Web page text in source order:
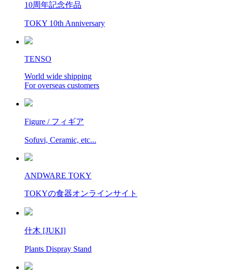
10周年記念作品
TOKY 10th Anniversary
TENSO
World wide shipping
For overseas customers
Figure / フィギア
Sofuvi, Ceramic, etc...
ANDWARE TOKY
TOKYの食器オンラインサイト
什木 [JUKI]
Plants Dispray Stand